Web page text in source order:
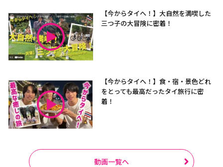
【今からタイへ！】大自然を満喫した
三つ子の大冒険に密着！
【今からタイへ！】食・宿・景色どれ
をとっても最高だったタイ旅行に密
着！
動画一覧へ